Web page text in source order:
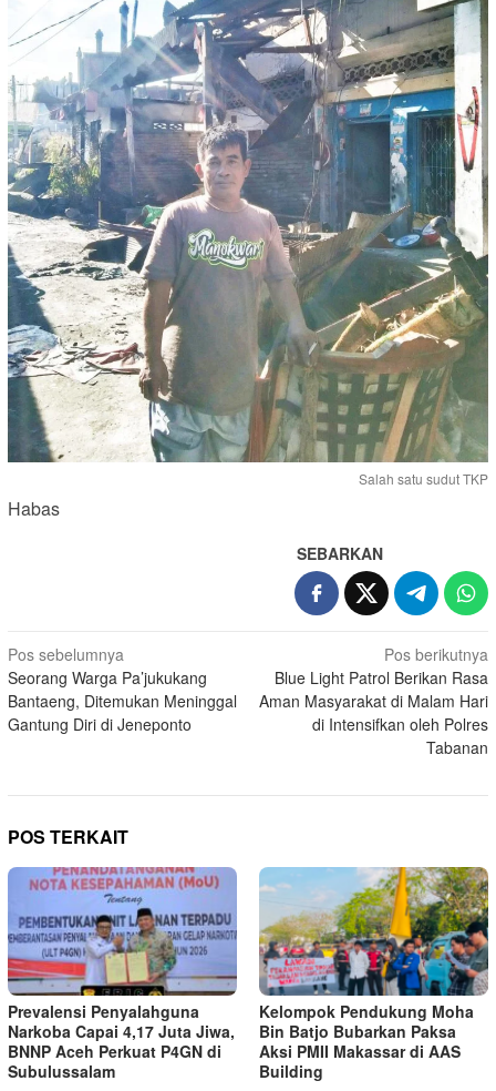
Salah satu sudut TKP
Habas
SEBARKAN
Navigasi
pos
Pos sebelumnya
Seorang Warga Pa’jukukang
Bantaeng, Ditemukan Meninggal
Gantung Diri di Jeneponto
Pos berikutnya
Blue Light Patrol Berikan Rasa
Aman Masyarakat di Malam Hari
di Intensifkan oleh Polres
Tabanan
POS TERKAIT
Prevalensi Penyalahguna
Narkoba Capai 4,17 Juta Jiwa,
BNNP Aceh Perkuat P4GN di
Subulussalam
Kelompok Pendukung Moha
Bin Batjo Bubarkan Paksa
Aksi PMII Makassar di AAS
Building